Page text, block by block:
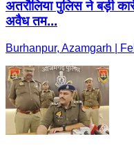
अतरौलिया पुलिस ने बड़ी
अवैध तम...
Burhanpur, Azamgarh |